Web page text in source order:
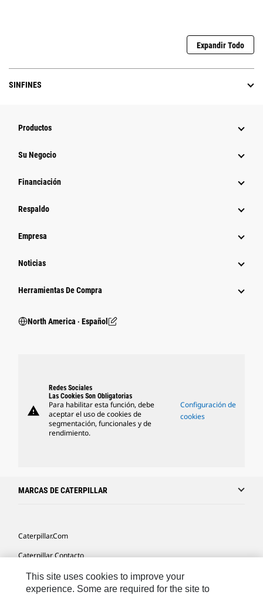
Expandir Todo
SINFINES
Productos
Su Negocio
Financiación
Respaldo
Empresa
Noticias
Herramientas De Compra
North America ‧ Español
warning
Redes Sociales
Las Cookies Son Obligatorias
Para habilitar esta función, debe
aceptar el uso de cookies de
segmentación, funcionales y de
rendimiento.
Configuración de
cookies
MARCAS DE CATERPILLAR
Caterpillar.com
Caterpillar Contacto
Mis Preferencias De Marketing
This site uses cookies to improve your
experience. Some are required for the site to